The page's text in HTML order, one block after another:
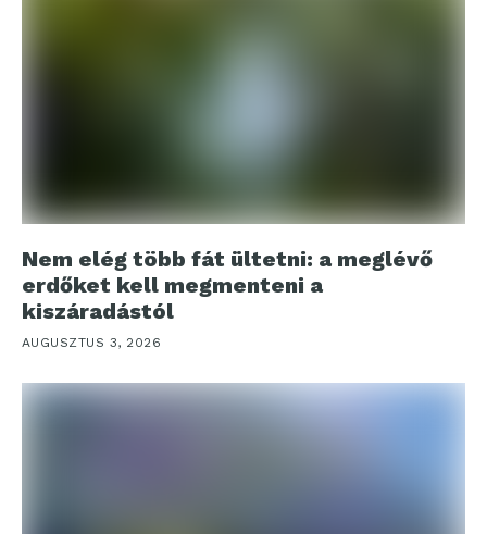
Nem elég több fát ültetni: a meglévő
erdőket kell megmenteni a
kiszáradástól
AUGUSZTUS 3, 2026